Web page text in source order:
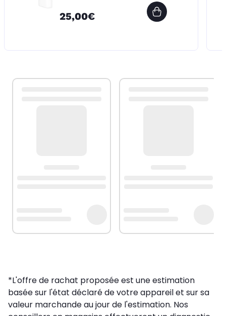
25,00€
*L'offre de rachat proposée est une estimation
basée sur l'état déclaré de votre appareil et sur sa
valeur marchande au jour de l'estimation. Nos